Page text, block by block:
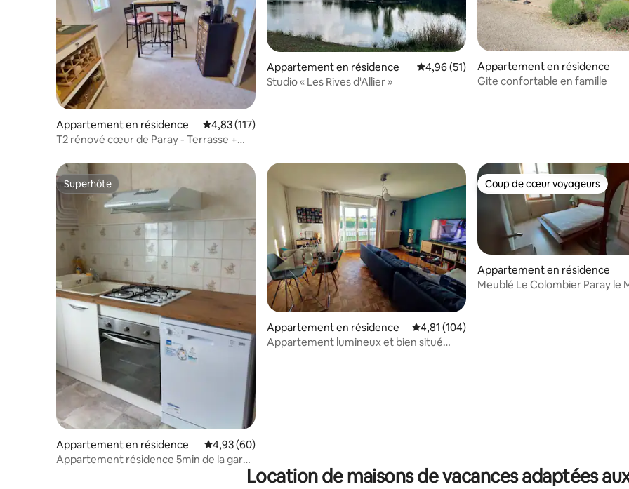
Appartement en résidence Évaluation moyenne sur la base de 117 commentaires : 4,83 sur 5
4,83 (117)
T2 rénové cœur de Paray - Terrasse +
Appartement en résidence Évaluation moyenne sur la base de 51
4,96 (51)
Studio « Les Rives d'Allier »
Appartement en résidence
Gite confortable en famille
Superhôte
Superhôte
Appartement en résidence Évaluation moyenne sur la base de 60 commentaires : 4,93 sur 5
4,93 (60)
Appartement résidence 5min de la gare,
Appartement en résidence Évaluation moyenne sur la base de 104
4,81 (104)
Appartement lumineux et bien situé
Coup de cœur voyageurs
Coup de cœur voyageurs
Appartement en résidence
Meublé Le Colombier Paray le
Location de maisons de vacances adaptées